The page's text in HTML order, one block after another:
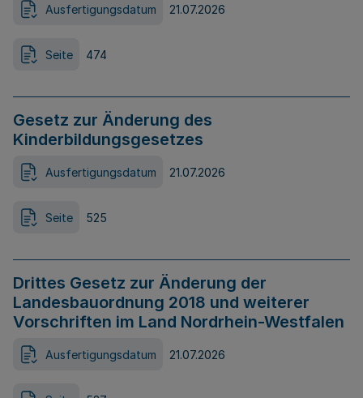
Ausfertigungsdatum 21.07.2026
Seite 474
Gesetz zur Änderung des
Kinderbildungsgesetzes
Ausfertigungsdatum 21.07.2026
Seite 525
Drittes Gesetz zur Änderung der
Landesbauordnung 2018 und weiterer
Vorschriften im Land Nordrhein-Westfalen
Ausfertigungsdatum 21.07.2026